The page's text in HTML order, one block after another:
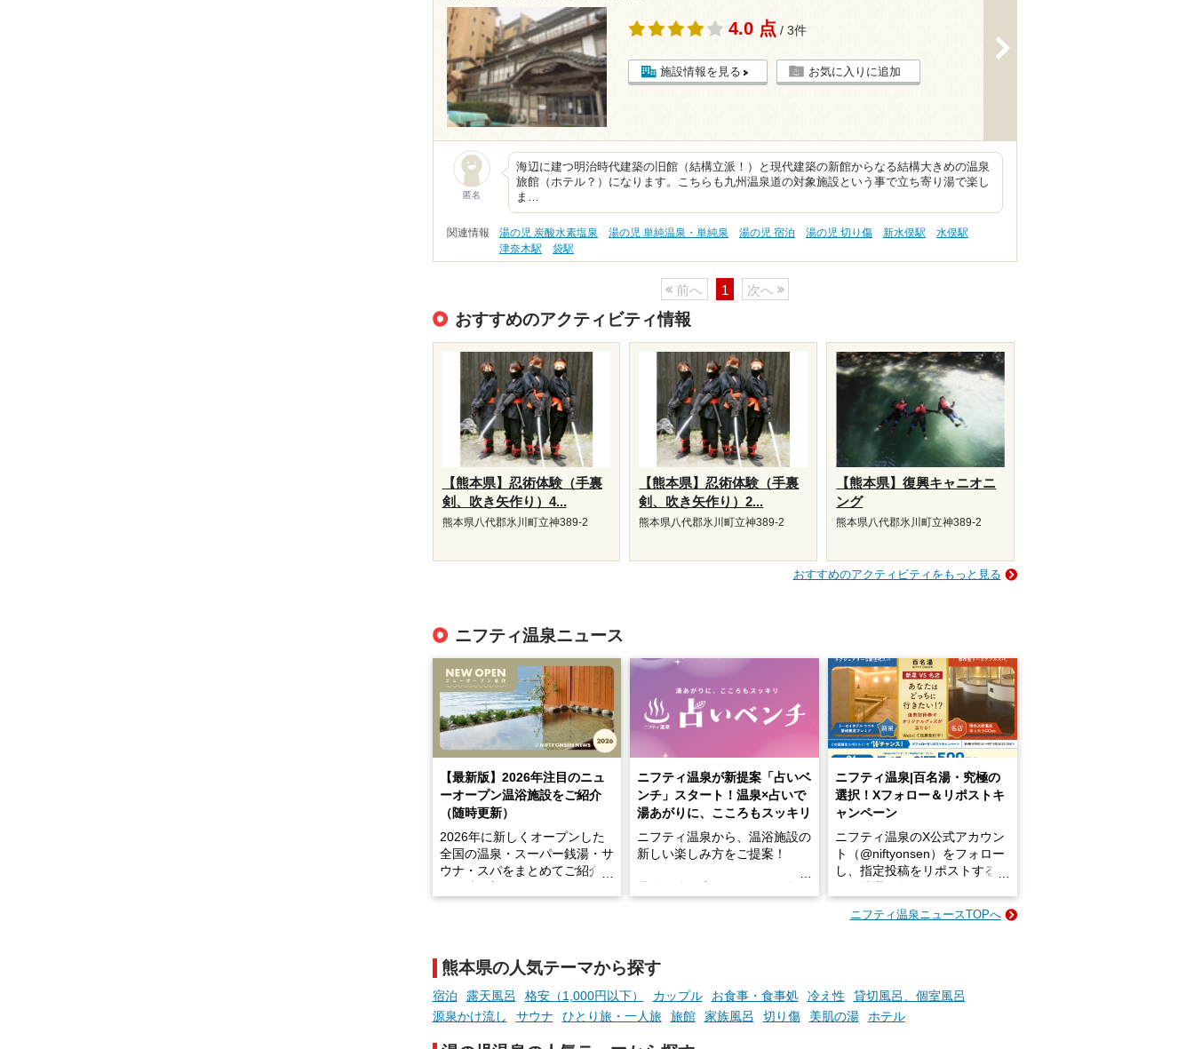
4.0 点 / 3件
施設情報を見る お気に入りに追加
匿名
海辺に建つ明治時代建築の旧館（結構立派！）と現代建築の新館からなる結構大きめの温泉
旅館（ホテル？）になります。こちらも九州温泉道の対象施設という事で立ち寄り湯で楽し
ま…
関連情報 湯の児 炭酸水素塩泉 湯の児 単純温泉・単純泉 湯の児 宿泊 湯の児 切り傷 新水俣駅
水俣駅
津奈木駅
袋駅
前へ 1 次へ
おすすめのアクティビティ情報
【熊本県】忍術体験（手裏
剣、吹き矢作り）4...
熊本県八代郡氷川町立神389-2
【熊本県】忍術体験（手裏
剣、吹き矢作り）2...
熊本県八代郡氷川町立神389-2
【熊本県】復興キャニオニ
ング
熊本県八代郡氷川町立神389-2
おすすめのアクティビティをもっと見る
ニフティ温泉ニュース
【最新版】2026年注目のニュ
ーオープン温浴施設をご紹介
（随時更新）
2026年に新しくオープンした
全国の温泉・スーパー銭湯・サ
ウナ・スパをまとめてご紹介！
まったスポットが続々登場して
います。
現地取材記事もあわせて紹介し
ていますので、気になる施設は
ぜひチェックして次のおでかけ
先の参考にしてみてください
ニフティ温泉が新提案「占いベ
ンチ」スタート！温泉×占いで
湯あがりに、こころもスッキリ
ニフティ温泉から、温浴施設の
新しい楽しみ方をご提案！
手相やタロットなど気軽に楽し
める占いで、“ととのう”おふろ
時間を、もっと特別に。
ニフティ温泉|百名湯・究極の
選択！Xフォロー＆リポストキ
ャンペーン
ニフティ温泉のX公式アカウン
ト（@niftyonsen）をフォロー
し、指定投稿をリポストする
GIFT500円分をプレゼントい
ニフティ温泉ニュースTOPへ
熊本県の人気テーマから探す
宿泊 露天風呂 格安（1,000円以下） カップル お食事・食事処 冷え性
貸切風呂、個室風呂
源泉かけ流し
サウナ ひとり旅・一人旅 旅館 家族風呂 切り傷 美肌の湯 ホテル